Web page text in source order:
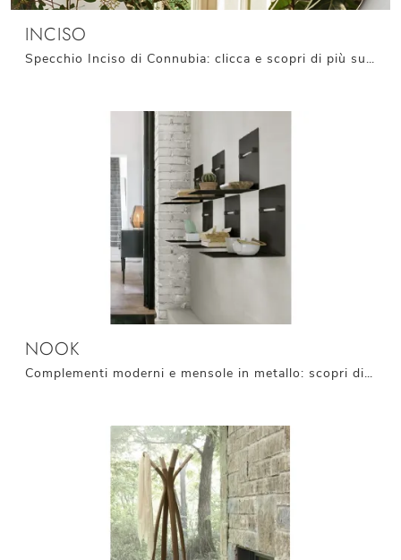
INCISO
Specchio Inciso di Connubia: clicca e scopri di più sui Complementi e specchi moderni senza cornice del noto e conosciuto marchio!
NOOK
Complementi moderni e mensole in metallo: scopri di più sul modello Nook di Target Point e potrai valorizzare i tuoi interni.